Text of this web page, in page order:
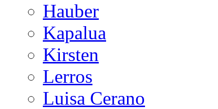
Hauber
Kapalua
Kirsten
Lerros
Luisa Cerano